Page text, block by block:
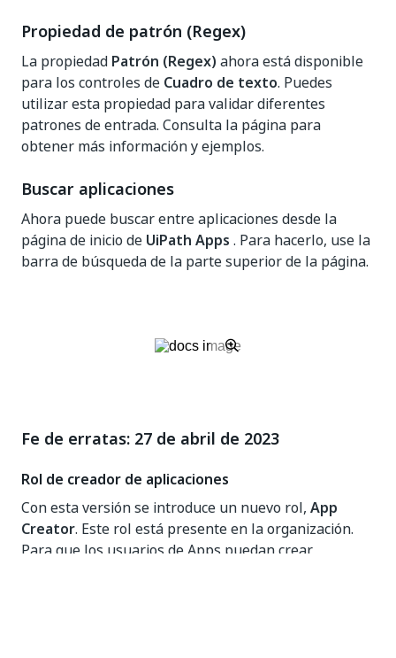
Propiedad de patrón (Regex)
La propiedad Patrón (Regex) ahora está disponible
para los controles de Cuadro de texto. Puedes
utilizar esta propiedad para validar diferentes
patrones de entrada. Consulta la página para
obtener más información y ejemplos.
Buscar aplicaciones
Ahora puede buscar entre aplicaciones desde la
página de inicio de UiPath Apps . Para hacerlo, use la
barra de búsqueda de la parte superior de la página.
Fe de erratas: 27 de abril de 2023
Rol de creador de aplicaciones
Con esta versión se introduce un nuevo rol, App
Creator. Este rol está presente en la organización.
Para que los usuarios de Apps puedan crear